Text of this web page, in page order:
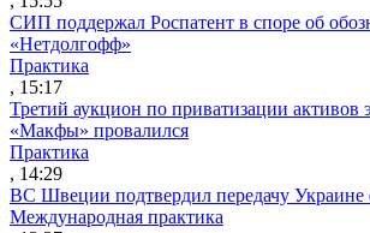
СИП поддержал Роспатент в споре об
«Нетдолгофф»
Практика
, 15:17
Третий аукцион по приватизации активов
«Макфы» провалился
Практика
, 14:29
ВС Швеции подтвердил передачу Украине
Международная практика